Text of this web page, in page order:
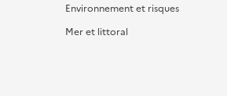
Environnement et risques
Mer et littoral